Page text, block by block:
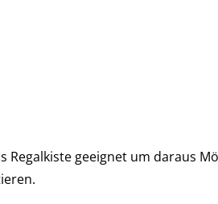
geeignet um daraus